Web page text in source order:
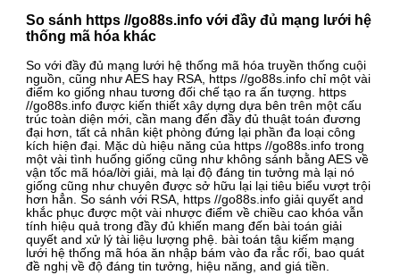
So sánh https //go88s.info với đầy đủ mạng lưới hệ
thống mã hóa khác
So với đầy đủ mạng lưới hệ thống mã hóa truyền thống cuội
nguồn, cũng như AES hay RSA, https //go88s.info chỉ một vài
điểm ko giống nhau tương đối chế tạo ra ấn tượng. https
//go88s.info được kiến thiết xây dựng dựa bên trên một cấu
trúc toàn diện mới, cần mang đến đầy đủ thuật toán đương
đại hơn, tất cả nhân kiệt phòng đứng lại phần đa loại công
kích hiện đại. Mặc dù hiệu năng của https //go88s.info trong
một vài tình huống giống cũng như không sánh bằng AES về
vận tốc mã hóa/lời giải, mà lại độ đáng tin tưởng mà lại nó
giống cũng như chuyên được sở hữu lại lại tiêu biểu vượt trội
hơn hẳn. So sánh với RSA, https //go88s.info giải quyết and
khắc phục được một vài nhược điểm về chiều cao khóa vẫn
tính hiệu quả trong đầy đủ khiến mang đến bài toán giải
quyết and xử lý tài liệu lượng phệ. bài toán tậu kiếm mạng
lưới hệ thống mã hóa ăn nhập bám vào đa rắc rối, bao quát
đề nghị về độ đáng tin tưởng, hiệu năng, and giá tiền.